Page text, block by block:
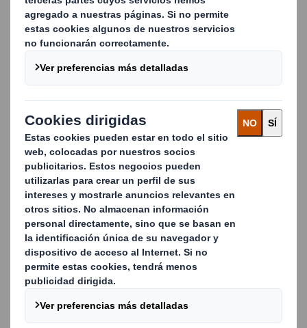
Características
En el entorno competitivo del Retail
deben encontrar formas innovadoras para asegurarse
el espacio en las estanterías y aumentar la visibilidad
del producto. Fabricamos una amplia gama de
resistentes bandejas de cartón ondulado aptas para
la venta minorista que se utilizan para transportar
productos a lo largo de la cadena de suministro y
exhibirlos en las estanterías. Diseñamos las bandejas
según las distintas necesidades, con impresión de